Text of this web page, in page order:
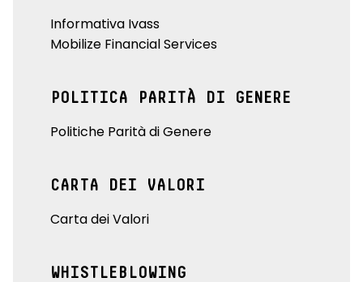
Informativa Ivass
Mobilize Financial Services
POLITICA PARITÀ DI GENERE
Politiche Parità di Genere
CARTA DEI VALORI
Carta dei Valori
WHISTLEBLOWING